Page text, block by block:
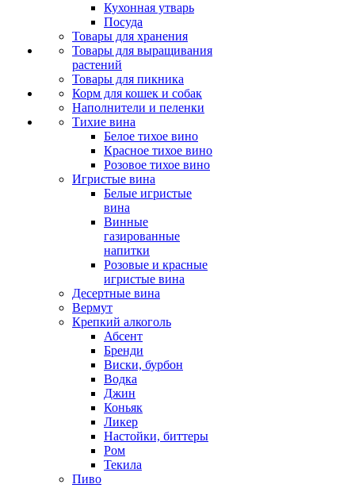
Кухонная утварь
Посуда
Товары для хранения
Товары для выращивания
растений
Товары для пикника
Корм для кошек и собак
Наполнители и пеленки
Тихие вина
Белое тихое вино
Красное тихое вино
Розовое тихое вино
Игристые вина
Белые игристые
вина
Винные
газированные
напитки
Розовые и красные
игристые вина
Десертные вина
Вермут
Крепкий алкоголь
Абсент
Бренди
Виски, бурбон
Водка
Джин
Коньяк
Ликер
Настойки, биттеры
Ром
Текила
Пиво